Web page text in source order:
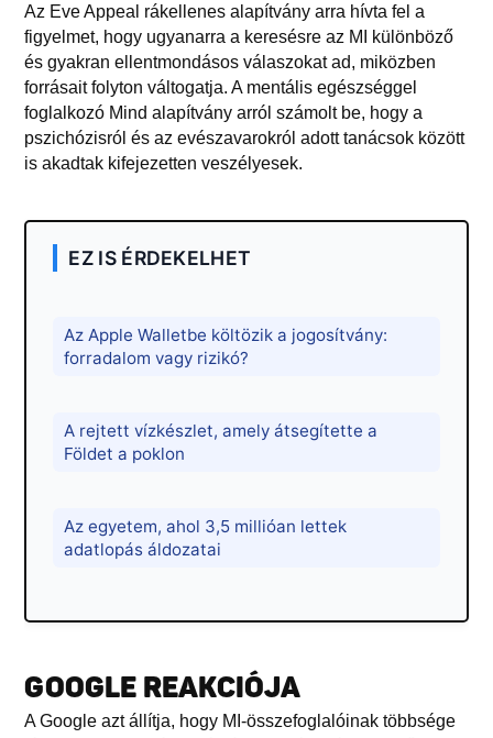
Az Eve Appeal rákellenes alapítvány arra hívta fel a
figyelmet, hogy ugyanarra a keresésre az MI különböző
és gyakran ellentmondásos válaszokat ad, miközben
forrásait folyton váltogatja. A mentális egészséggel
foglalkozó Mind alapítvány arról számolt be, hogy a
pszichózisról és az evészavarokról adott tanácsok között
is akadtak kifejezetten veszélyesek.
EZ IS ÉRDEKELHET
Az Apple Walletbe költözik a jogosítvány:
forradalom vagy rizikó?
A rejtett vízkészlet, amely átsegítette a
Földet a poklon
Az egyetem, ahol 3,5 millióan lettek
adatlopás áldozatai
GOOGLE REAKCIÓJA
A Google azt állítja, hogy MI-összefoglalóinak többsége